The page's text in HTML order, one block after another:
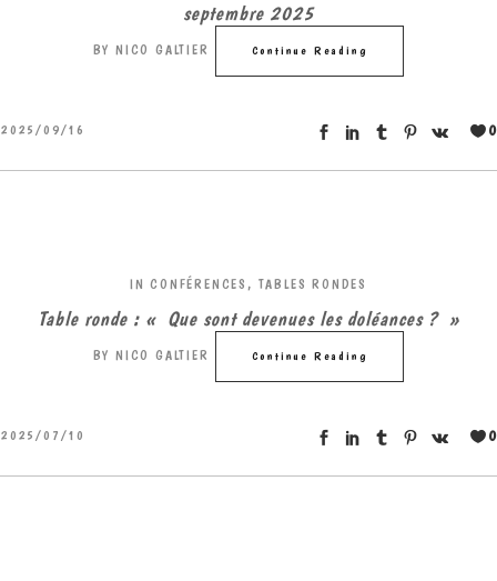
septembre 2025
BY NICO GALTIER Continue Reading
2025/09/16 0
IN CONFÉRENCES, TABLES RONDES
Table ronde : « Que sont devenues les doléances ? »
BY NICO GALTIER Continue Reading
2025/07/10 0